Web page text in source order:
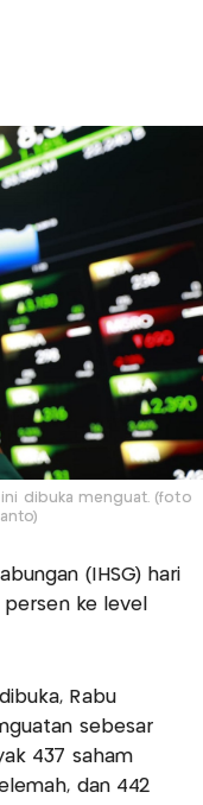
ini dibuka menguat. (foto
(IHSG) hari
persen ke level
Rabu
sebesar
437 saham
dan 442